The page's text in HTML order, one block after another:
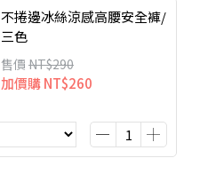
不捲邊冰絲涼感高腰安全褲/
三色
售價 NT$290
加價購NT$260